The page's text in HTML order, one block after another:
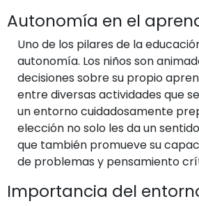
Autonomía en el
Uno de los pilares de la
autonomía. Los niños son
decisiones sobre su propio
entre diversas actividades que
un entorno cuidadosamente
elección no solo les da un
que también promueve su
de problemas y pensamiento
Importancia del